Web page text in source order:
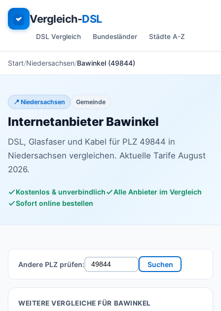
Vergleich-DSL
DSL Vergleich Bundesländer Städte A-Z
Start Niedersachsen Bawinkel (49844)
📍 Niedersachsen Gemeinde
Internetanbieter Bawinkel
DSL, Glasfaser und Kabel für PLZ 49844 in
Niedersachsen vergleichen. Aktuelle Tarife August
2026.
Kostenlos & unverbindlich
Alle Anbieter im Vergleich
Sofort online bestellen
Andere PLZ prüfen: Suchen
WEITERE VERGLEICHE FÜR BAWINKEL